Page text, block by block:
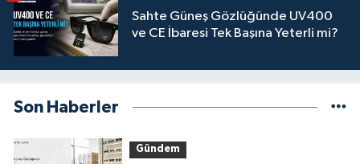
Sahte Güneş Gözlüğünde UV400
ve CE İbaresi Tek Başına Yeterli mi?
Son Haberler
Gündem